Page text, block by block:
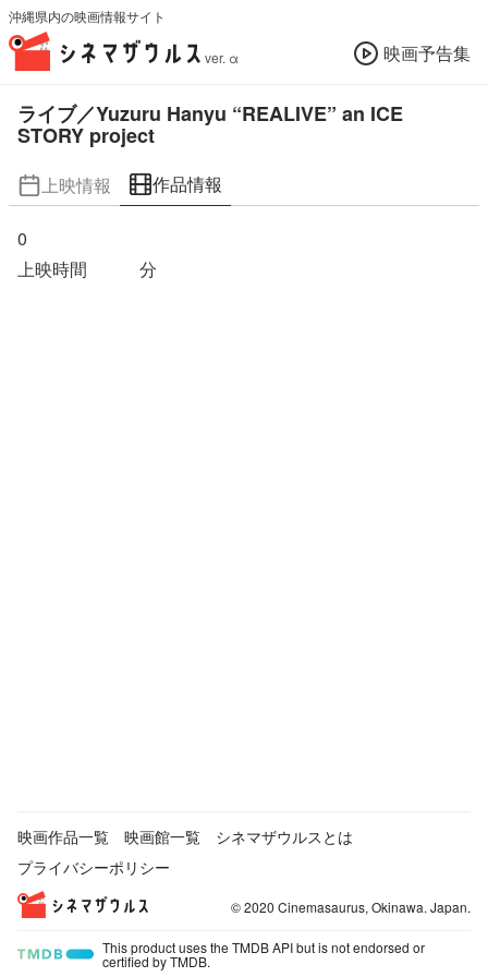
沖縄県内の映画情報サイト
ver. α 映画予告集
ライブ／Yuzuru Hanyu “REALIVE” an ICE
STORY project
上映情報 作品情報
0
上映時間
分
映画作品一覧 映画館一覧
シネマザウルスとは
プライバシーポリシー
© 2020 Cinemasaurus, Okinawa. Japan.
This product uses the TMDB API but is not endorsed or
certified by TMDB.